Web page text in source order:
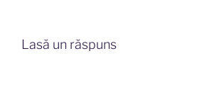
Lasă un răspuns